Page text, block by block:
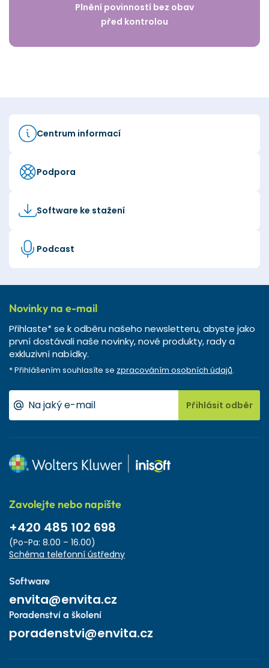
Plnění povinností bez obav
před kontrolou
Centrum informací
Podpora
Software ke stažení
Podcast
Novinky na e-mail
Přihlaste* se k odběru našeho newsletteru, abyste jako
první dostávali naše novinky, nové produkty, rady a
exkluzivní nabídky.
* Přihlášením souhlasíte se zpracováním osobních údajů.
Přihlásit odběr
Zavolejte nebo napište
+420 485 102 698
(Po-Pa: 8.00 – 16.00)
Schéma telefonní ústředny
Software
envita@envita.cz
Poradenství a školení
poradenstvi@envita.cz